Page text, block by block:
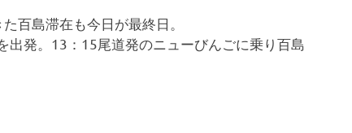
百島滞在も今日が最終日。
発。13：15尾道発のニューびんごに乗り百島